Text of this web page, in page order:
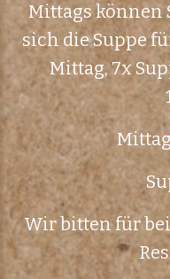
Mittags können
sich die Suppe
Mittag, 7x
Wir bitten für